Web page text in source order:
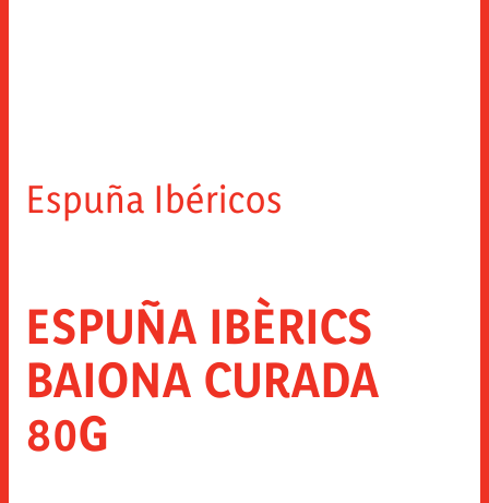
ESPUÑA IBÈRICS
BAIONA CURADA
80G
Espuña Ibéricos